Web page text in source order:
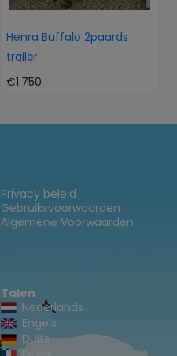
Henra Buffalo 2paards
trailer
€1.750
Privacy beleid
Gebruiksvoorwaarden
Algemene Voorwaarden
Talen
Nederlands
Engels
Duits